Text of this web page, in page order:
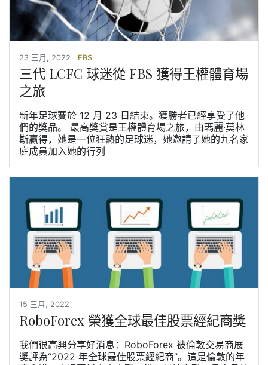
23 三月, 2022 FBS
三代 LCFC 球迷從 FBS 獲得王權體育場
之旅
新年足球賽於 12 月 23 日結束。獲勝者已經享受了他
們的獎品。 最高獎賞是王權體育場之旅，由瑪麗·莫林
斯贏得，她是一位狂熱的足球迷，她邀請了她的九名家
庭成員加入她的行列
15 三月, 2022
RoboForex 榮獲全球最佳股票經紀商獎
我們很高興分享好消息：RoboForex 被倫敦交易商展
獎評為“2022 年全球最佳股票經紀商”。這是倫敦的年